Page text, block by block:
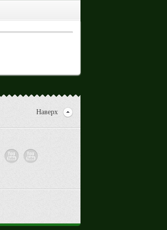
Наверх